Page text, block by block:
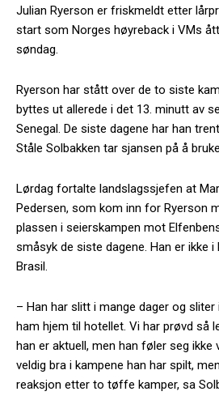
Julian Ryerson er friskmeldt etter
start som Norges høyreback i VMs
søndag.
Ryerson har stått over de to siste
byttes ut allerede i det 13. minutt av
Senegal. De siste dagene har han
Ståle Solbakken tar sjansen på å
Lørdag fortalte landslagssjefen at
Pedersen, som kom inn for Ryerson
plassen i seierskampen mot
småsyk de siste dagene. Han er ikke
Brasil.
– Han har slitt i mange dager og
ham hjem til hotellet. Vi har prøvd så
han er aktuell, men han føler seg ikke
veldig bra i kampene han har spilt,
reaksjon etter to tøffe kamper, sa